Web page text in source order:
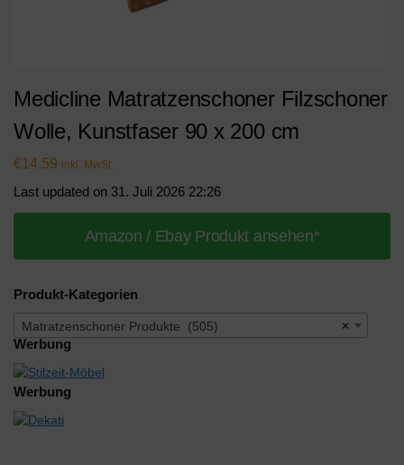
Medicline Matratzenschoner Filzschoner
Wolle, Kunstfaser 90 x 200 cm
€14,59 inkl. MwSt.
Last updated on 31. Juli 2026 22:26
Amazon / Ebay Produkt ansehen*
Produkt-Kategorien
×
Matratzenschoner Produkte (505)
Werbung
Werbung